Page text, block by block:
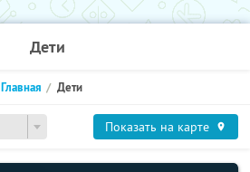
Дети
Главная Дети
Показать на карте